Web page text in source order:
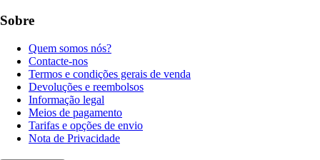
Sobre
Quem somos nós?
Contacte-nos
Termos e condições gerais de venda
Devoluções e reembolsos
Informação legal
Meios de pagamento
Tarifas e opções de envio
Nota de Privacidade